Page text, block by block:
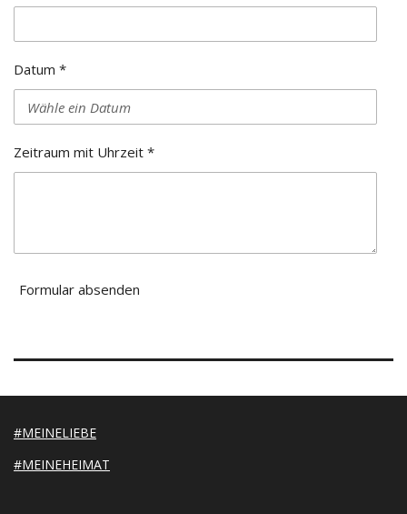
Datum *
Zeitraum mit Uhrzeit *
Formular absenden
#MEINELIEBE
#MEINEHEIMAT